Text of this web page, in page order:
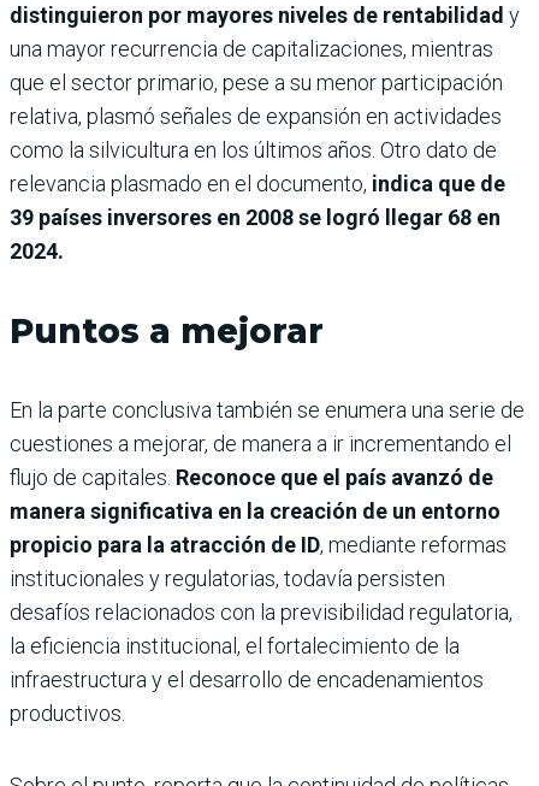
distinguieron por mayores niveles de rentabilidad y
una mayor recurrencia de capitalizaciones, mientras
que el sector primario, pese a su menor participación
relativa, plasmó señales de expansión en actividades
como la silvicultura en los últimos años. Otro dato de
relevancia plasmado en el documento, indica que de
39 países inversores en 2008 se logró llegar 68 en
2024.
Puntos a mejorar
En la parte conclusiva también se enumera una serie de
cuestiones a mejorar, de manera a ir incrementando el
flujo de capitales. Reconoce que el país avanzó de
manera significativa en la creación de un entorno
propicio para la atracción de ID, mediante reformas
institucionales y regulatorias, todavía persisten
desafíos relacionados con la previsibilidad regulatoria,
la eficiencia institucional, el fortalecimiento de la
infraestructura y el desarrollo de encadenamientos
productivos.